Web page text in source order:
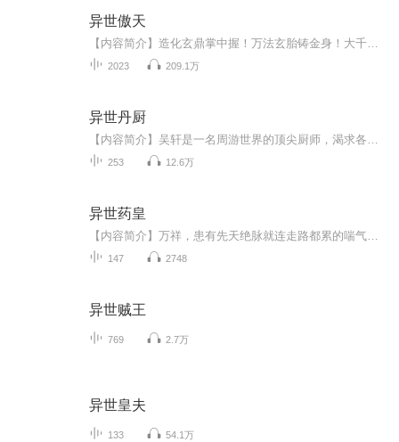
异世傲天
2023 209.1万
异世丹厨
253 12.6万
异世药皇
147 2748
异世贼王
769 2.7万
异世皇夫
133 54.1万